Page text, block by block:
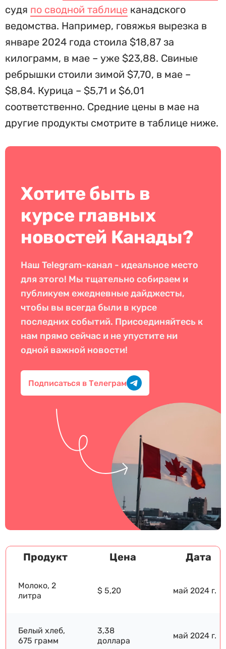
судя по сводной таблице канадского
ведомства. Например, говяжья вырезка в
январе 2024 года стоила $18,87 за
килограмм, в мае – уже $23,88. Свиные
ребрышки стоили зимой $7,70, в мае –
$8,84. Курица – $5,71 и $6,01
соответственно. Средние цены в мае на
другие продукты смотрите в таблице ниже.
Хотите быть в
курсе главных
новостей Канады?
Наш Telegram-канал - идеальное место
для этого! Мы тщательно собираем и
публикуем ежедневные дайджесты,
чтобы вы всегда были в курсе
последних событий. Присоединяйтесь к
нам прямо сейчас и не упустите ни
одной важной новости!
Подписаться в Телеграм
Продукт Цена Дата
Молоко, 2
литра
$ 5,20 май 2024 г.
Белый хлеб,
675 грамм
3,38
доллара
май 2024 г.